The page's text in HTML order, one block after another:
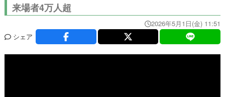
来場者4万人超
2026年5月1日(金) 11:51
シェア